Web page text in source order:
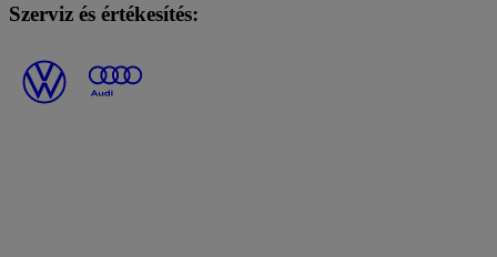
Szerviz és értékesítés: